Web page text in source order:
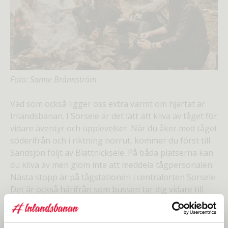
Foto: Sanne Brännström
Vad som också ligger oss extra varmt om hjärtat är
Inlandsbanan. I Sorsele är det lätt att kliva av tåget för
vidare äventyr och upplevelser. När du åker med tåget
söderifrån och i riktning norrut, kommer du först till
Sandsjön följt av Blattnicksele. På båda platserna kan
du kliva av men glöm inte att meddela tågpersonalen.
Nästa stopp är på tågstationen i centralorten Sorsele.
Det är också härifrån som bussen tar dig vidare till
den samiska fjällbyn Ammarnäs.